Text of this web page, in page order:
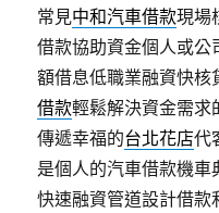
常見中和汽車借款現場
借款協助資金個人或公
額借息低職業融資快核
借款輕鬆解決資金需求
傳遞幸福的台北花店代
是個人的汽車借款機車
快速融資管道設計借款